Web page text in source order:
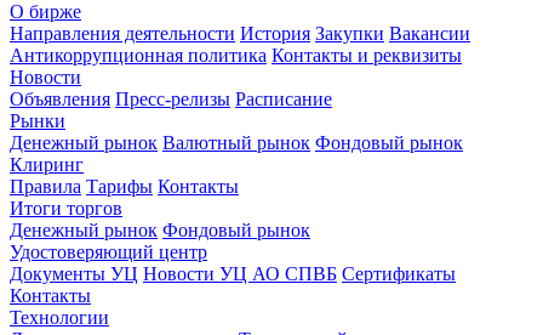
О бирже
Направления деятельности История Закупки Вакансии
Антикоррупционная политика Контакты и реквизиты
Новости
Объявления Пресс-релизы Расписание
Рынки
Денежный рынок Валютный рынок Фондовый рынок
Клиринг
Правила Тарифы Контакты
Итоги торгов
Денежный рынок Фондовый рынок
Удостоверяющий центр
Документы УЦ Новости УЦ АО СПВБ Сертификаты
Контакты
Технологии